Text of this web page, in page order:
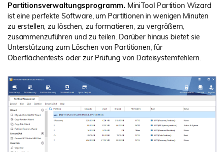
Partitionsverwaltungsprogramm.MiniTool Partition Wizard
ist eine perfekte Software, um Partitionen in wenigen Minuten
zu erstellen, zu löschen, zu formatieren, zu vergrößern,
zusammenzuführen und zu teilen. Darüber hinaus bietet sie
Unterstützung zum Löschen von Partitionen, für
Oberflächentests oder zur Prüfung von Dateisystemfehlern.